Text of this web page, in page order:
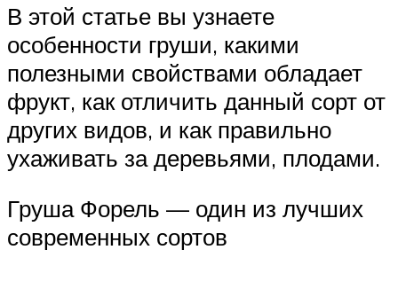
В этой статье вы узнаете
особенности груши, какими
полезными свойствами обладает
фрукт, как отличить данный сорт от
других видов, и как правильно
ухаживать за деревьями, плодами.
Груша Форель — один из лучших
современных сортов